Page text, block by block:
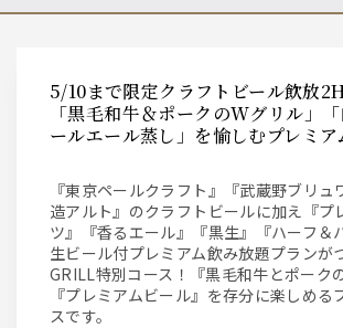
5/10まで限定クラフトビール飲放2H付7000円
「黒毛和牛＆ポークのWグリル」
ールエール蒸し」を愉しむプレミア
『東京ペールクラフト』『武蔵野ブリュワリー限定醸
造アルト』のクラフトビールに加え『プ
ツ』『香るエール』『黒生』『ハーフ＆
生ビール付プレミアム飲み放題プランが
GRILL特別コース！『黒毛和牛とポーク
『プレミアムビール』を存分に楽しめる
スです。